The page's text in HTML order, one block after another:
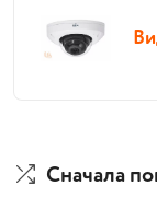
Сначала